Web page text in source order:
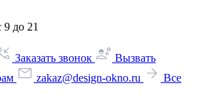
9 до 21
Заказать звонок
Вызвать
zakaz@design-okno.ru
Все